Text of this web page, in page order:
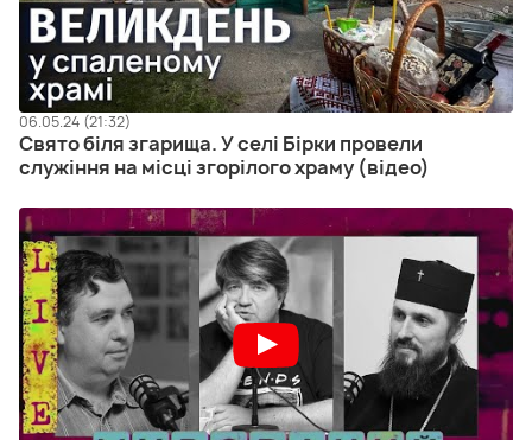
06.05.24 (21:32)
Свято біля згарища. У селі Бірки провели
служіння на місці згорілого храму (відео)